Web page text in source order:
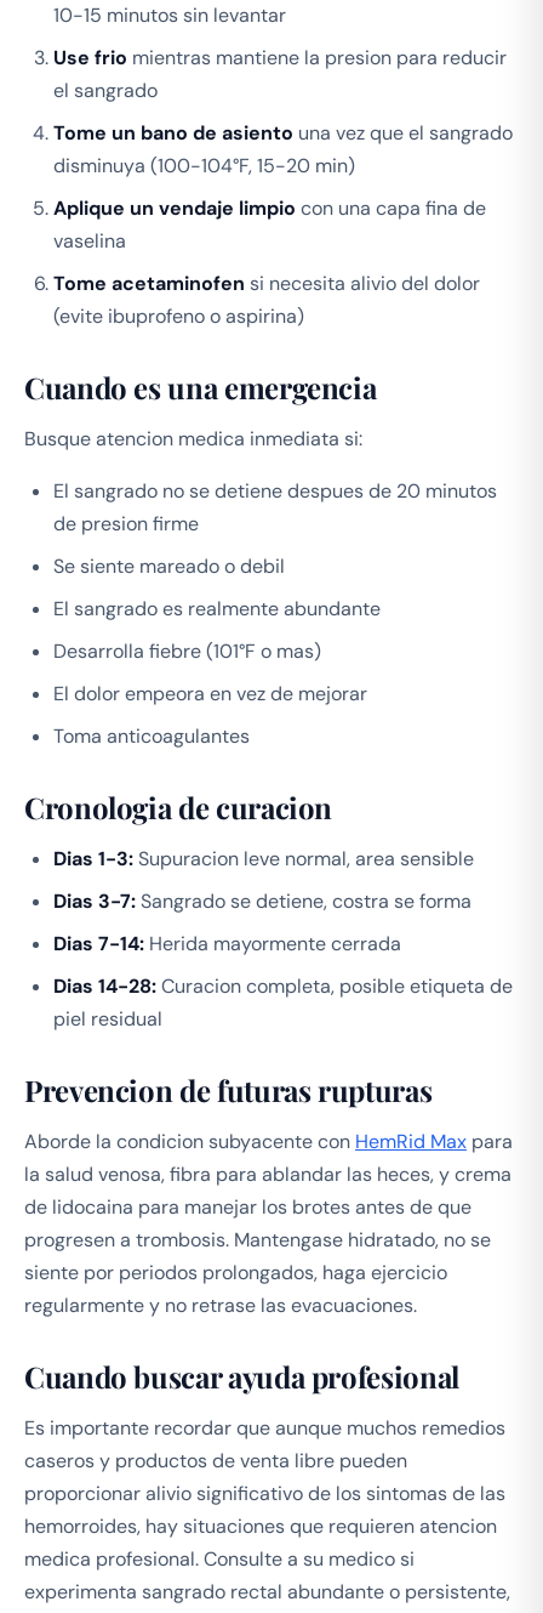
10-15 minutos sin levantar
Use frio mientras mantiene la presion para reducir
el sangrado
Tome un bano de asiento una vez que el sangrado
disminuya (100-104°F, 15-20 min)
Aplique un vendaje limpio con una capa fina de
vaselina
Tome acetaminofen si necesita alivio del dolor
(evite ibuprofeno o aspirina)
Cuando es una emergencia
Busque atencion medica inmediata si:
El sangrado no se detiene despues de 20 minutos
de presion firme
Se siente mareado o debil
El sangrado es realmente abundante
Desarrolla fiebre (101°F o mas)
El dolor empeora en vez de mejorar
Toma anticoagulantes
Cronologia de curacion
Dias 1-3:Supuracion leve normal, area sensible
Dias 3-7:Sangrado se detiene, costra se forma
Dias 7-14: Herida mayormente cerrada
Dias 14-28:Curacion completa, posible etiqueta de
piel residual
Prevencion de futuras rupturas
Aborde la condicion subyacente con HemRid Max para
la salud venosa, fibra para ablandar las heces, y crema
de lidocaina para manejar los brotes antes de que
progresen a trombosis. Mantengase hidratado, no se
siente por periodos prolongados, haga ejercicio
regularmente y no retrase las evacuaciones.
Cuando buscar ayuda profesional
Es importante recordar que aunque muchos remedios
caseros y productos de venta libre pueden
proporcionar alivio significativo de los sintomas de las
hemorroides, hay situaciones que requieren atencion
medica profesional. Consulte a su medico si
experimenta sangrado rectal abundante o persistente,